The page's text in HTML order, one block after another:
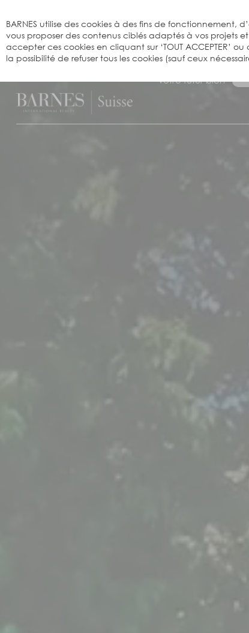
Recherchez
votre futur bien
BARNES utilise des cookies à des fins de
vous proposer des contenus ciblés adaptés à vos projets
accepter ces cookies en cliquant sur ‘TOUT ACCEPTER’
la possibilité de refuser tous les cookies (sauf ceux